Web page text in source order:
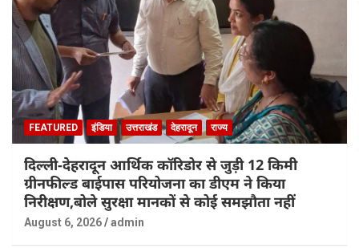
FEATURED इंडिया उत्तराखंड देहरादून राज्य
दिल्ली-देहरादून आर्थिक कॉरिडोर से जुड़ी 12 किमी
ग्रीनफील्ड बाईपास परियोजना का डीएम ने किया
निरीक्षण,बोले सुरक्षा मानकों से कोई समझौता नहीं
August 6, 2026 admin